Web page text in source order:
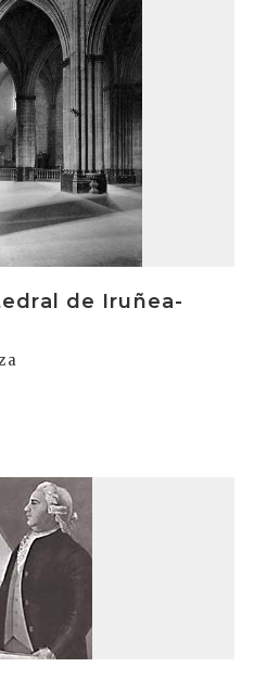
de Iruñea-